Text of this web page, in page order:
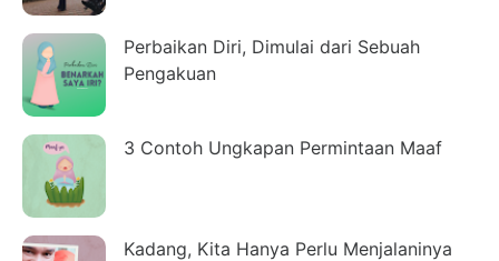
Perbaikan Diri, Dimulai dari Sebuah
Pengakuan
3 Contoh Ungkapan Permintaan Maaf
Kadang, Kita Hanya Perlu Menjalaninya